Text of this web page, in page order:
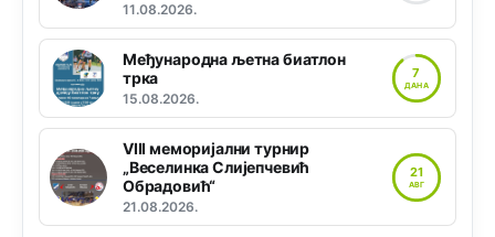
11.08.2026.
Међународна љетна биатлон
трка
15.08.2026.
7
ДАНА
VIII меморијални турнир
„Веселинка Слијепчевић
Обрадовић“
21.08.2026.
21
АВГ